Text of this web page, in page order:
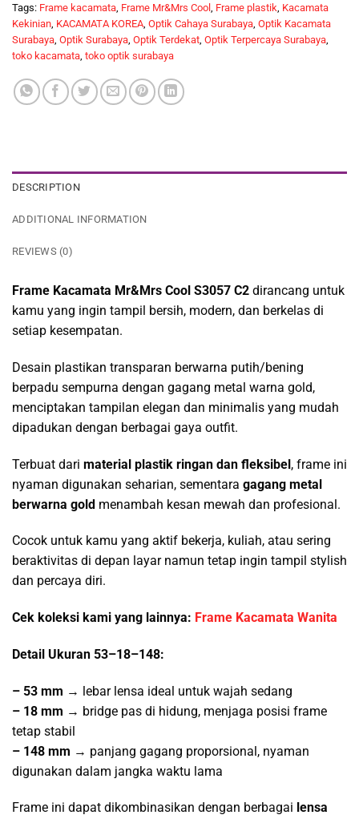
Tags: Frame kacamata Frame Mr&Mrs Cool Frame plastik Kacamata
Kekinian KACAMATA KOREA Optik Cahaya Surabaya Optik Kacamata
Surabaya Optik Surabaya Optik Terdekat Optik Terpercaya Surabaya
toko kacamata toko optik surabaya
DESCRIPTION
ADDITIONAL INFORMATION
REVIEWS (0)
Frame Kacamata Mr&Mrs Cool S3057 C2 dirancang untuk
kamu yang ingin tampil bersih, modern, dan berkelas di
setiap kesempatan.
Desain plastikan transparan berwarna putih/bening
berpadu sempurna dengan gagang metal warna gold,
menciptakan tampilan elegan dan minimalis yang mudah
dipadukan dengan berbagai gaya outfit.
Terbuat dari material plastik ringan dan fleksibel, frame ini
nyaman digunakan seharian, sementara gagang metal
berwarna gold menambah kesan mewah dan profesional.
Cocok untuk kamu yang aktif bekerja, kuliah, atau sering
beraktivitas di depan layar namun tetap ingin tampil stylish
dan percaya diri.
Cek koleksi kami yang lainnya: Frame Kacamata Wanita
Detail Ukuran 53–18–148:
– 53 mm → lebar lensa ideal untuk wajah sedang
– 18 mm → bridge pas di hidung, menjaga posisi frame
tetap stabil
– 148 mm → panjang gagang proporsional, nyaman
digunakan dalam jangka waktu lama
Frame ini dapat dikombinasikan dengan berbagai lensa